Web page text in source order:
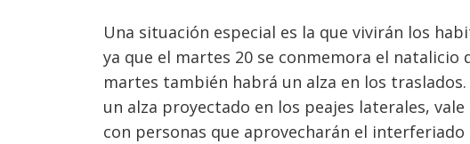
Una situación especial es la que vivirán los
ya que el martes 20 se conmemora el natalicio
martes también habrá un alza en los
un alza proyectado en los peajes laterales,
con personas que aprovecharán el